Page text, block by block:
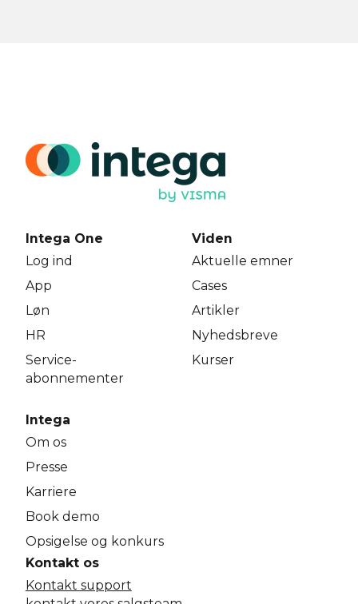
Intega One
Log ind
App
Løn
HR
Service­
abonnementer
Viden
Aktuelle emner
Cases
Artikler
Nyhedsbreve
Kurser
Intega
Om os
Presse
Karriere
Book demo
Opsigelse og konkurs
Kontakt os
Kontakt support